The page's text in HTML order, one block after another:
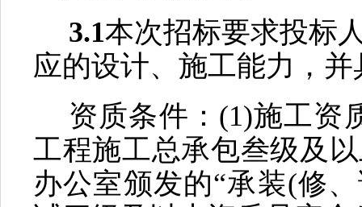
3.1本次招标要求投标
应的设计、施工能力，
资质条件： (1)施工资
工程施工总承包叁级及
办公室颁发的“承装(修